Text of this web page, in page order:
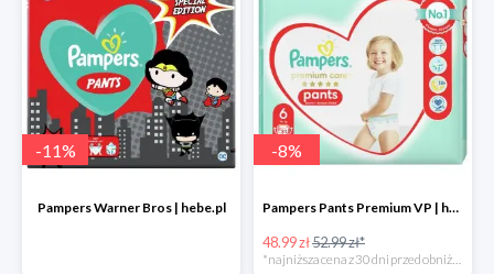
-11%
Pampers Warner Bros | hebe.pl
-8%
Pampers Pants Premium VP | hebe.pl
48.99 zł52.99 zł*